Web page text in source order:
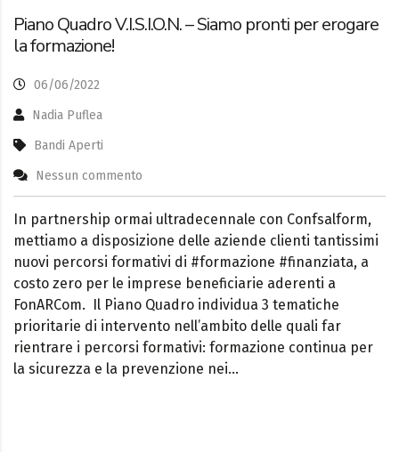
Piano Quadro V.I.S.I.O.N. – Siamo pronti per erogare
la formazione!
06/06/2022
Nadia Puflea
Bandi Aperti
Nessun commento
In partnership ormai ultradecennale con Confsalform,
mettiamo a disposizione delle aziende clienti tantissimi
nuovi percorsi formativi di #formazione #finanziata, a
costo zero per le imprese beneficiarie aderenti a
FonARCom. Il Piano Quadro individua 3 tematiche
prioritarie di intervento nell’ambito delle quali far
rientrare i percorsi formativi: formazione continua per
la sicurezza e la prevenzione nei…